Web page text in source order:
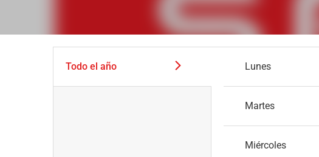
Todo el año Lunes
Martes
Miércoles